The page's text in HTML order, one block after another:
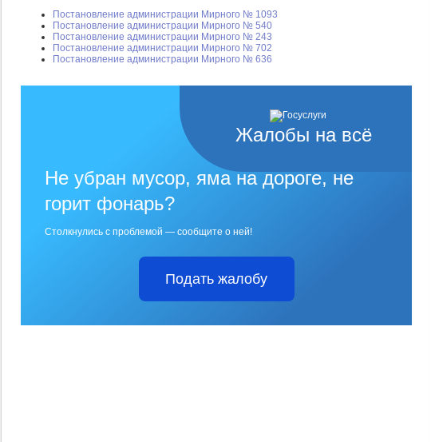
Постановление администрации Мирного № 1093
Постановление администрации Мирного № 540
Постановление администрации Мирного № 243
Постановление администрации Мирного № 702
Постановление администрации Мирного № 636
Жалобы на всё
Не убран мусор, яма на дороге, не
горит фонарь?
Столкнулись с проблемой — сообщите о ней!
Подать жалобу